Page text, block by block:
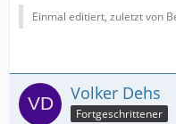
Einmal editiert, zuletzt von
Volker Dehs
Fortgeschrittener